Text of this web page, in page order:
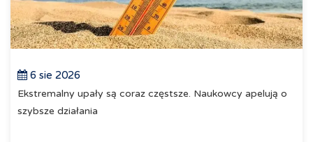
6 sie 2026
Ekstremalny upały są coraz częstsze. Naukowcy apelują o
szybsze działania